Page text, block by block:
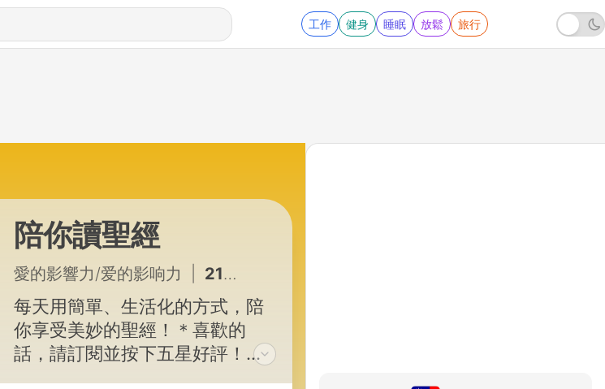
工作 健身 睡眠 放鬆 旅行
陪你讀聖經
愛的影響力/爱的影响力 2143 - 願意去行，才是真實的敬畏與敬拜《馬太福音21》陪你讀聖經2
每天用簡單、生活化的方式，陪
你享受美妙的聖經！＊喜歡的
話，請訂閱並按下五星好評！就